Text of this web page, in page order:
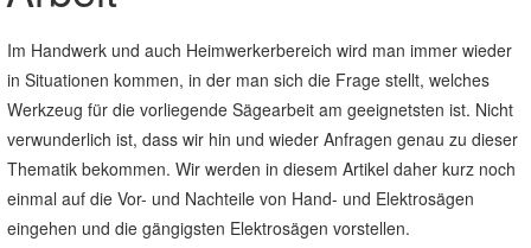
Im Handwerk und auch Heimwerkerbereich wird man immer wieder
in Situationen kommen, in der man sich die Frage stellt, welches
Werkzeug für die vorliegende Sägearbeit am geeignetsten ist. Nicht
verwunderlich ist, dass wir hin und wieder Anfragen genau zu dieser
Thematik bekommen. Wir werden in diesem Artikel daher kurz noch
einmal auf die Vor- und Nachteile von Hand- und Elektrosägen
eingehen und die gängigsten Elektrosägen vorstellen.